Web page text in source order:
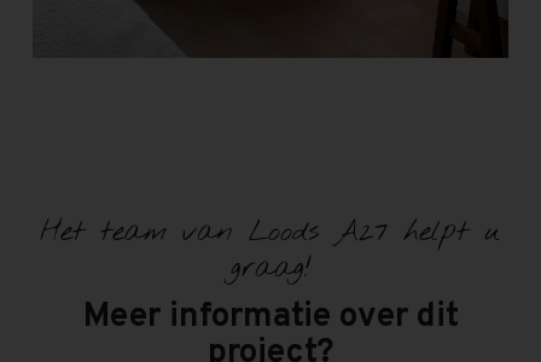
Het team van Loods A27 helpt u
graag!
Meer informatie over dit
project?